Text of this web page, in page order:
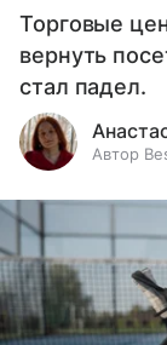
Торговые
вернуть
стал падел.
Автор